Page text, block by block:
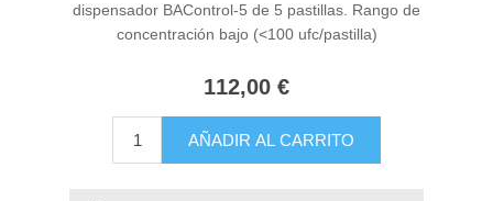
dispensador BAControl-5 de 5 pastillas. Rango de
concentración bajo (<100 ufc/pastilla)
112,00 €
AÑADIR AL CARRITO